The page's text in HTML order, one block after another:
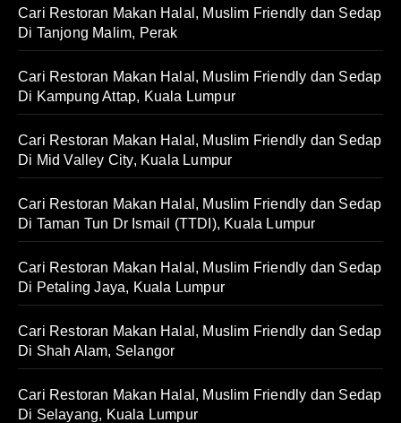
Cari Restoran Makan Halal, Muslim Friendly dan Sedap
Di Tanjong Malim, Perak
Cari Restoran Makan Halal, Muslim Friendly dan Sedap
Di Kampung Attap, Kuala Lumpur
Cari Restoran Makan Halal, Muslim Friendly dan Sedap
Di Mid Valley City, Kuala Lumpur
Cari Restoran Makan Halal, Muslim Friendly dan Sedap
Di Taman Tun Dr Ismail (TTDI), Kuala Lumpur
Cari Restoran Makan Halal, Muslim Friendly dan Sedap
Di Petaling Jaya, Kuala Lumpur
Cari Restoran Makan Halal, Muslim Friendly dan Sedap
Di Shah Alam, Selangor
Cari Restoran Makan Halal, Muslim Friendly dan Sedap
Di Selayang, Kuala Lumpur